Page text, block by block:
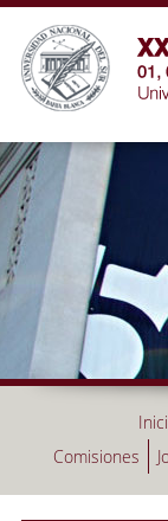
Comisiones